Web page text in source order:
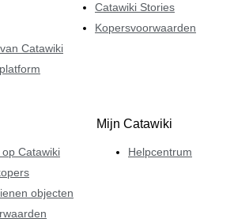
Catawiki
Catawiki Stories
Kopersvoorwaarden
Catawiki
objecten
Mijn Catawiki
Helpcentrum